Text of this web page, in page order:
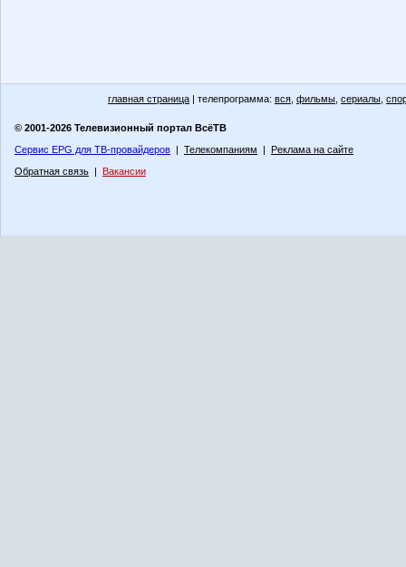
главная страница | телепрограмма: вся фильмы сериалы
© 2001-2026 Телевизионный портал ВсёТВ
Сервис EPG для ТВ-провайдеров | Телекомпаниям | Реклама на сайте
Обратная связь | Вакансии